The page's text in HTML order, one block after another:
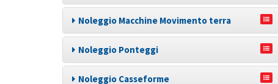
Noleggio Macchine Movimento terra
Noleggio Ponteggi
Noleggio Casseforme